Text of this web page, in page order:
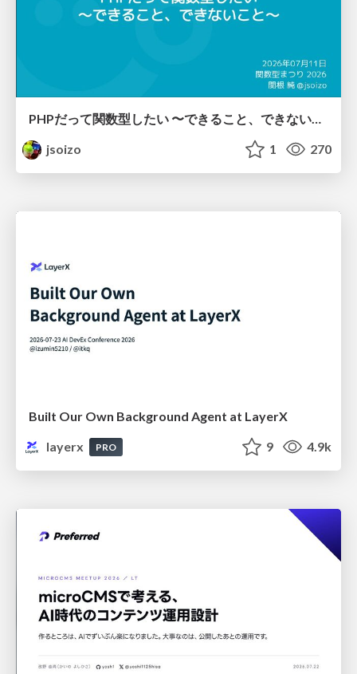
PHPだって関数型したい 〜できること、できないこと〜 / fp-in-php
jsoizo
1 270
Built Our Own Background Agent at LayerX
layerx
PRO 9 4.9k